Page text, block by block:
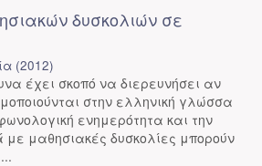
δυσκολιών σε
(2012)
έχει σκοπό να διερευνήσει αν
στην ελληνική γλώσσα
ενημερότητα και την
μαθησιακές δυσκολίες μπορούν